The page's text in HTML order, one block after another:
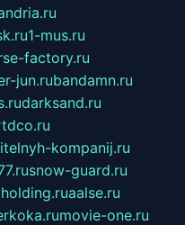
1-mus.ru
factory.ru
jun.rubandamn.ru
darksand.ru
kompanij.ru
snow-guard.ru
aalse.ru
movie-one.ru